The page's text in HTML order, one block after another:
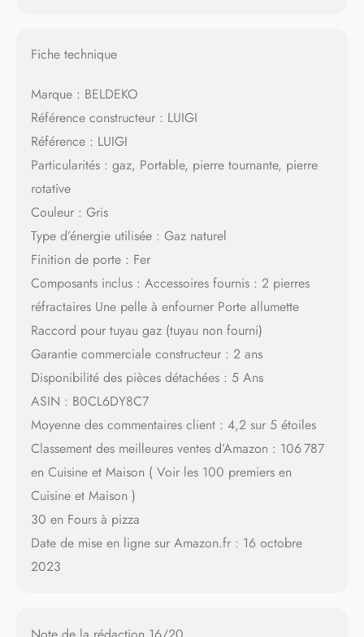
Fiche technique
Marque : BELDEKO
Référence constructeur : LUIGI
Référence : LUIGI
Particularités : gaz, Portable, pierre tournante, pierre
rotative
Couleur : Gris
Type d’énergie utilisée : Gaz naturel
Finition de porte : Fer
Composants inclus : Accessoires fournis : 2 pierres
réfractaires Une pelle à enfourner Porte allumette
Raccord pour tuyau gaz (tuyau non fourni)
Garantie commerciale constructeur : 2 ans
Disponibilité des pièces détachées : 5 Ans
ASIN : B0CL6DY8C7
Moyenne des commentaires client : 4,2 sur 5 étoiles
Classement des meilleures ventes d’Amazon : 106 787
en Cuisine et Maison ( Voir les 100 premiers en
Cuisine et Maison )
30 en Fours à pizza
Date de mise en ligne sur Amazon.fr : 16 octobre
2023